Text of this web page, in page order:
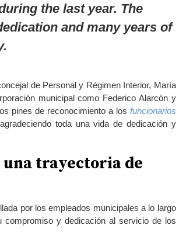
the last year. The
and many years of
de Personal y Régimen Interior, María
municipal como Federico Alarcón y
pines de reconocimiento a los funcionarios
agradeciendo toda una vida de dedicación y
una trayectoria de
por los empleados municipales a lo largo
compromiso y dedicación al servicio de los